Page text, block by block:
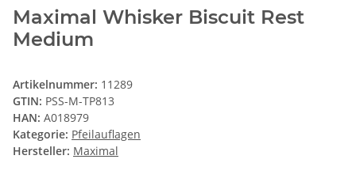
Maximal Whisker Biscuit Rest
Medium
Artikelnummer: 11289
GTIN: PSS-M-TP813
HAN: A018979
Kategorie: Pfeilauflagen
Hersteller: Maximal